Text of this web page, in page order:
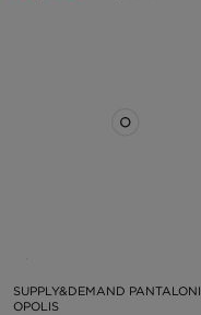
SUPPLY&DEMAND PANTALONI
OPOLIS